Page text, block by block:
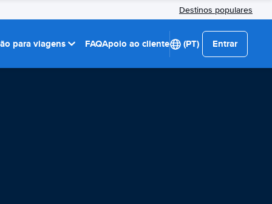
Destinos populares
para viagens FAQApoio ao cliente (PT) Entrar